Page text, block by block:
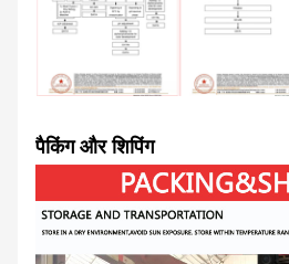
पैकिंग और शिपिंग